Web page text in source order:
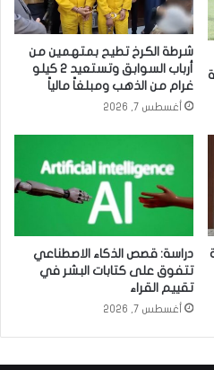
شرطة الكرخ تطيح بمتهمين من
أرباب السوابق وتستعيد 2 كيلو
غرام من الذهب ومبلغاً مالياً
أغسطس 7, 2026
دراسة: قصص الذكاء الاصطناعي
تتفوق على كتابات البشر في
تقييم القراء
أغسطس 7, 2026